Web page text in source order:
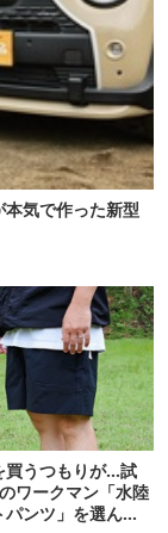
気で作った新型
買うつもりが…試
ワークマン「水陸
ンツ」を選んだ